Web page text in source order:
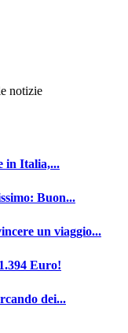
notizie
in Italia,...
Buon...
un viaggio...
Euro!
dei...